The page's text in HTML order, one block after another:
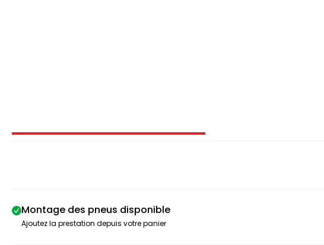
Image 1 sur 4
Montage des pneus disponible
Ajoutez la prestation depuis votre panier